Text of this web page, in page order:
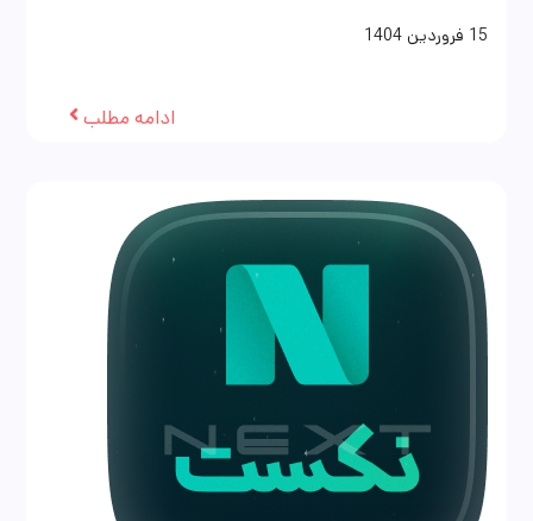
15 فروردین 1404
ادامه مطلب